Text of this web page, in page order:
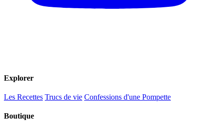
Explorer
Les Recettes Trucs de vie Confessions d'une Pompette
Boutique